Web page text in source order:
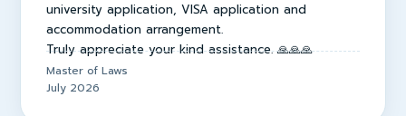
university application, VISA application and
accommodation arrangement.
Truly appreciate your kind assistance. 🙏🙏🙏
Master of Laws
July 2026